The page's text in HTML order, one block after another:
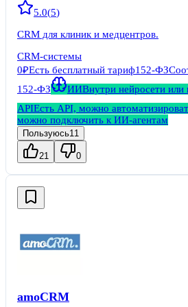
5.0(5)
CRM для клиник и медцентров.
CRM-системы
0₽Есть бесплатный тариф152-ФЗ
152-ФЗ
ИИВнутри нейросети или
APIЕсть API, можно
можно подключить к ИИ-агентам
Пользуюсь11
21 0
amoCRM